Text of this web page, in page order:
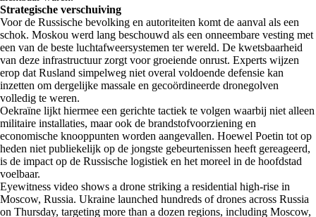
Strategische verschuiving
Voor de Russische bevolking en autoriteiten komt de aanval als een
schok. Moskou werd lang beschouwd als een onneembare vesting met
een van de beste luchtafweersystemen ter wereld. De kwetsbaarheid
van deze infrastructuur zorgt voor groeiende onrust. Experts wijzen
erop dat Rusland simpelweg niet overal voldoende defensie kan
inzetten om dergelijke massale en gecoördineerde dronegolven
volledig te weren.
Oekraïne lijkt hiermee een gerichte tactiek te volgen waarbij niet alleen
militaire installaties, maar ook de brandstofvoorziening en
economische knooppunten worden aangevallen. Hoewel Poetin tot op
heden niet publiekelijk op de jongste gebeurtenissen heeft gereageerd,
is de impact op de Russische logistiek en het moreel in de hoofdstad
voelbaar.
Eyewitness video shows a drone striking a residential high-rise in
Moscow, Russia. Ukraine launched hundreds of drones across Russia
on Thursday, targeting more than a dozen regions, including Moscow,